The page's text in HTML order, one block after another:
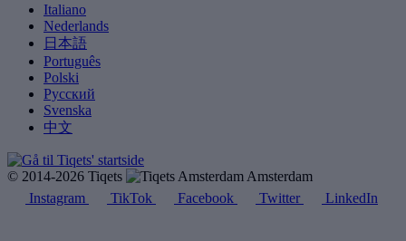
Italiano
Nederlands
日本語
Português
Polski
Русский
Svenska
中文
© 2014-2026 Tiqets
Amsterdam
Instagram
TikTok Facebook Twitter LinkedIn